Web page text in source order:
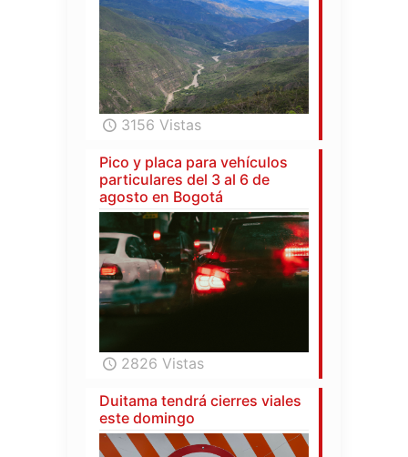
3156 Vistas
Pico y placa para vehículos
particulares del 3 al 6 de
agosto en Bogotá
2826 Vistas
Duitama tendrá cierres viales
este domingo